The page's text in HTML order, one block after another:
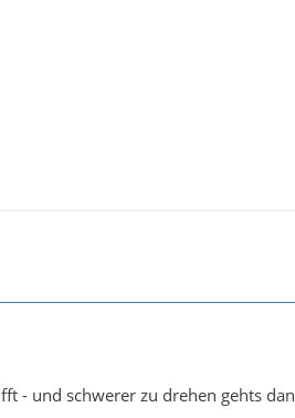
- und schwerer zu drehen gehts